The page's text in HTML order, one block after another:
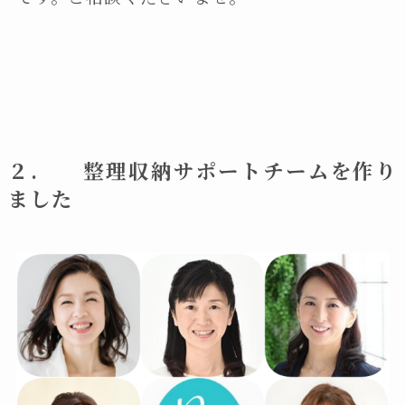
２. 整理収納サポートチームを作り
ました